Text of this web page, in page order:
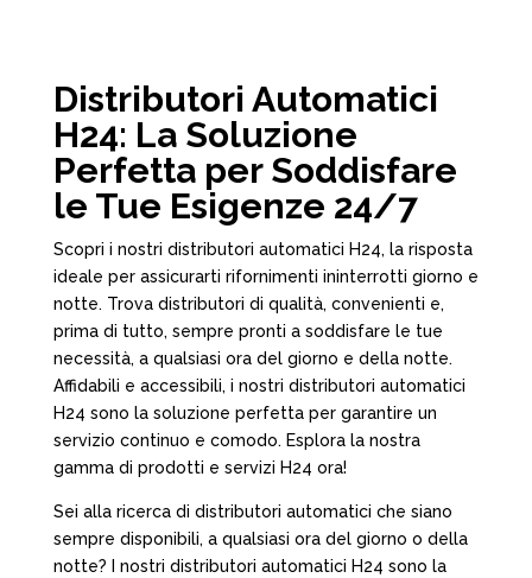
Distributori Automatici
H24: La Soluzione
Perfetta per Soddisfare
le Tue Esigenze 24/7
Scopri i nostri distributori automatici H24, la risposta
ideale per assicurarti rifornimenti ininterrotti giorno e
notte. Trova distributori di qualità, convenienti e,
prima di tutto, sempre pronti a soddisfare le tue
necessità, a qualsiasi ora del giorno e della notte.
Affidabili e accessibili, i nostri distributori automatici
H24 sono la soluzione perfetta per garantire un
servizio continuo e comodo. Esplora la nostra
gamma di prodotti e servizi H24 ora!
Sei alla ricerca di distributori automatici che siano
sempre disponibili, a qualsiasi ora del giorno o della
notte? I nostri distributori automatici H24 sono la